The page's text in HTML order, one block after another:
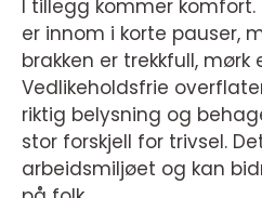
I tillegg kommer
er innom i korte pauser,
brakken er trekkfull,
Vedlikeholdsfrie
riktig belysning og
stor forskjell for trivsel.
arbeidsmiljøet og kan